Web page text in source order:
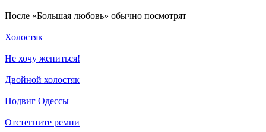
По­сле «Большая любовь» обыч­но по­смот­рят
Холостяк
Не хочу жениться!
Двойной холостяк
Подвиг Одессы
Отстегните ремни